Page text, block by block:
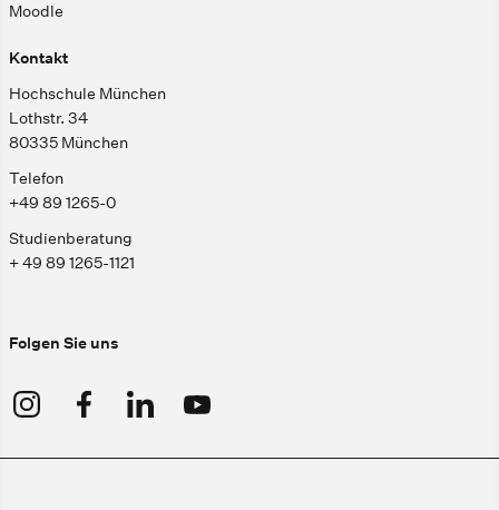
Moodle
Kontakt
Hochschule München
Lothstr. 34
80335 München
Telefon
+49 89 1265-0
Studienberatung
+ 49 89 1265-1121
Folgen Sie uns